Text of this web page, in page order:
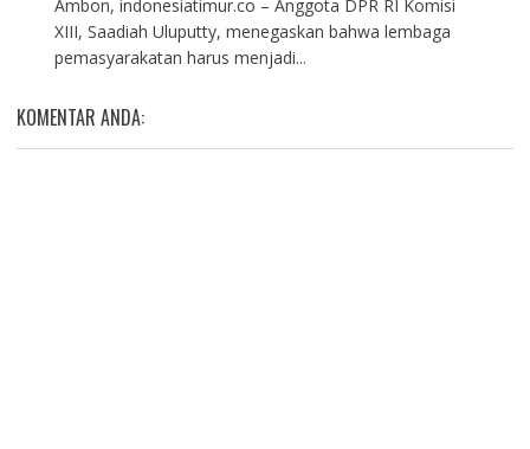
Ambon, indonesiatimur.co – Anggota DPR RI Komisi
XIII, Saadiah Uluputty, menegaskan bahwa lembaga
pemasyarakatan harus menjadi...
KOMENTAR ANDA: